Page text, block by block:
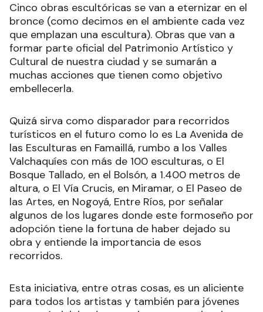
Cinco obras escultóricas se van a eternizar en el
bronce (como decimos en el ambiente cada vez
que emplazan una escultura). Obras que van a
formar parte oficial del Patrimonio Artístico y
Cultural de nuestra ciudad y se sumarán a
muchas acciones que tienen como objetivo
embellecerla.
Quizá sirva como disparador para recorridos
turísticos en el futuro como lo es La Avenida de
las Esculturas en Famaillá, rumbo a los Valles
Valchaquíes con más de 100 esculturas, o El
Bosque Tallado, en el Bolsón, a 1.400 metros de
altura, o El Vía Crucis, en Miramar, o El Paseo de
las Artes, en Nogoyá, Entre Ríos, por señalar
algunos de los lugares donde este formoseño por
adopción tiene la fortuna de haber dejado su
obra y entiende la importancia de esos
recorridos.
Esta iniciativa, entre otras cosas, es un aliciente
para todos los artistas y también para jóvenes